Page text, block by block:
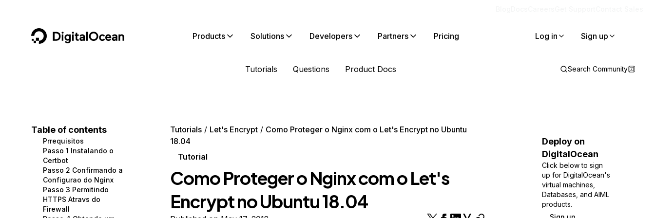
DigitalOcean Products
Containers and Images
Managed Databases
Management and Dev Tools
Networking
Security
Solutions
Data and IoT
Developer Tools
Gaming and Media
Hosting
Security and Networking
Developers
Developer Tools
Get Involved
Utilities and Help
Partners Pricing Log in Sign up
Tutorials Questions Product Docs Search Community
Table of contents
Prrequisitos
Passo 1 Instalando o
Certbot
Passo 2 Confirmando a
Configurao do Nginx
Passo 3 Permitindo
HTTPS Atravs do
Firewall
Tutorials Let's Encrypt
Como Proteger o Nginx com o Let's Encrypt no Ubuntu
18.04
Tutorial
Como Proteger o Nginx com o Let's
Encrypt no Ubuntu 18.04
Deploy on
DigitalOcean
Click below to sign
up for DigitalOcean's
virtual machines,
Databases, and AIML
products.